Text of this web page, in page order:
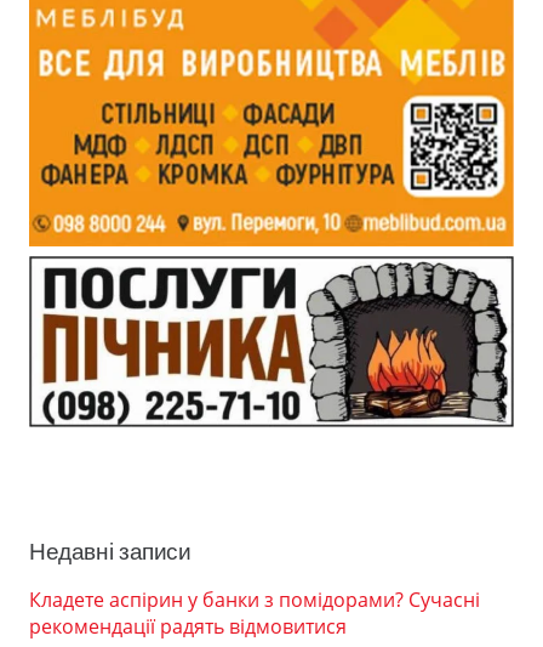
Недавні записи
Кладете аспірин у банки з помідорами? Сучасні
рекомендації радять відмовитися